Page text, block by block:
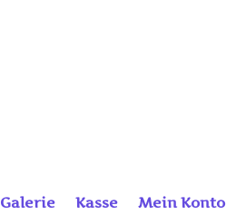
Galerie Kasse Mein Konto